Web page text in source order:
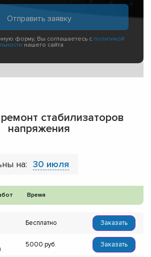
форму, Вы соглашаетесь с политикой
нашего сайта
стабилизаторов
напряжения
на: 30 июля
Время
Бесплатно Заказать
5000 Заказать